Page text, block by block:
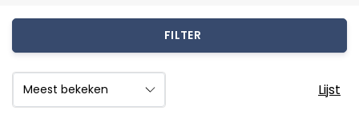
FILTER
Lijst